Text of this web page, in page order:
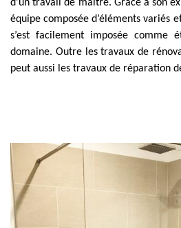
d’un travail de maître. Grâce à son
équipe composée d’éléments variés
s’est facilement imposée comme
domaine. Outre les travaux de
peut aussi les travaux de réparation